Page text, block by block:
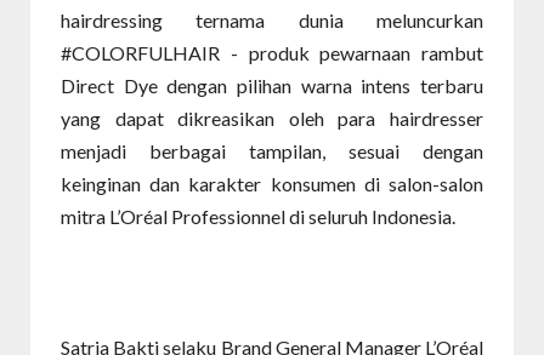
hairdressing ternama dunia meluncurkan
#COLORFULHAIR - produk pewarnaan rambut
Direct Dye dengan pilihan warna intens terbaru
yang dapat dikreasikan oleh para hairdresser
menjadi berbagai tampilan, sesuai dengan
keinginan dan karakter konsumen di salon-salon
mitra L’Oréal Professionnel di seluruh Indonesia.
Satria Bakti selaku Brand General Manager L’Oréal